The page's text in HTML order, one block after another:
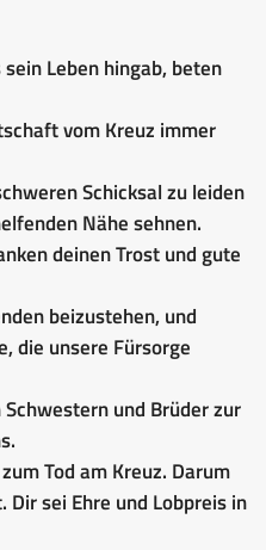
Leben hingab, beten
vom Kreuz immer
Schicksal zu leiden
Nähe sehnen.
deinen Trost und gute
beizustehen, und
die unsere Fürsorge
und Brüder zur
Tod am Kreuz. Darum
sei Ehre und Lobpreis in